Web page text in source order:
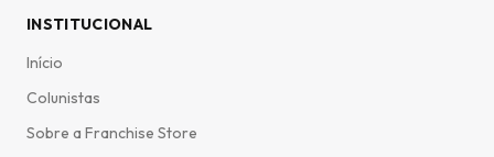
INSTITUCIONAL
Início
Colunistas
Sobre a Franchise Store